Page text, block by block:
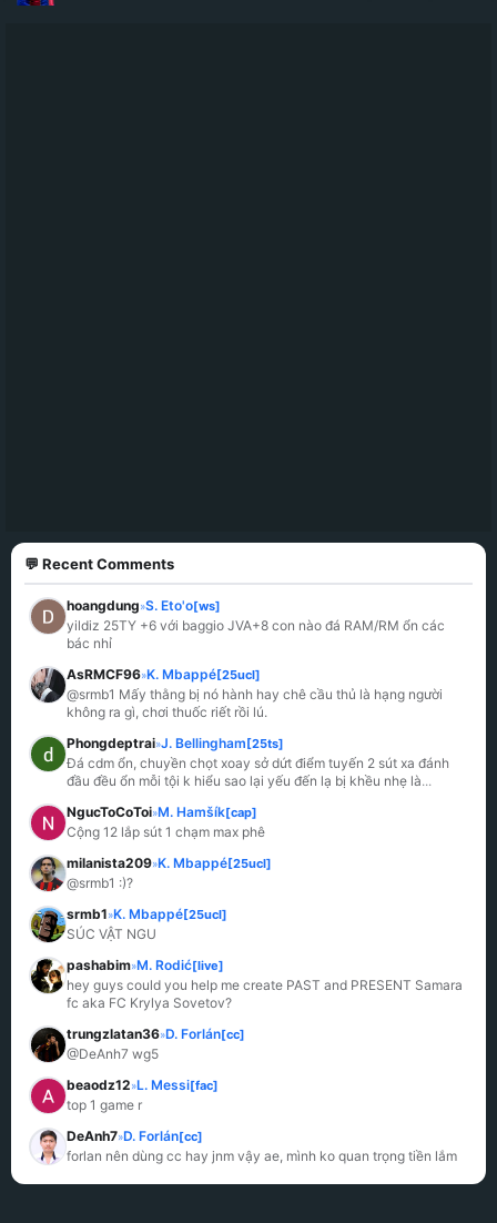
💬 Recent Comments
hoangdung»S. Eto'o[ws]
yildiz 25TY +6 với baggio JVA+8 con nào đá RAM/RM ổn các
bác nhỉ
AsRMCF96»K. Mbappé[25ucl]
@srmb1 Mấy thằng bị nó hành hay chê cầu thủ là hạng người
không ra gì, chơi thuốc riết rồi lú.
Phongdeptrai»J. Bellingham[25ts]
Đá cdm ổn, chuyền chọt xoay sở dứt điểm tuyến 2 sút xa đánh
đầu đều ổn mỗi tội k hiểu sao lại yếu đến lạ bị khều nhẹ là...
NgucToCoToi»M. Hamšík[cap]
Cộng 12 lắp sút 1 chạm max phê
milanista209»K. Mbappé[25ucl]
@srmb1 :)?
srmb1»K. Mbappé[25ucl]
SÚC VẬT NGU
pashabim»M. Rodić[live]
hey guys could you help me create PAST and PRESENT Samara
fc aka FC Krylya Sovetov?
trungzlatan36»D. Forlán[cc]
@DeAnh7 wg5
beaodz12»L. Messi[fac]
top 1 game r
DeAnh7»D. Forlán[cc]
forlan nên dùng cc hay jnm vậy ae, mình ko quan trọng tiền lắm